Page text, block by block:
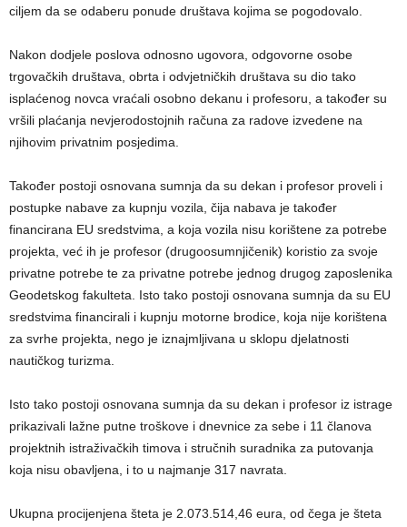
ciljem da se odaberu ponude društava kojima se pogodovalo.
Nakon dodjele poslova odnosno ugovora, odgovorne osobe
trgovačkih društava, obrta i odvjetničkih društava su dio tako
isplaćenog novca vraćali osobno dekanu i profesoru, a također su
vršili plaćanja nevjerodostojnih računa za radove izvedene na
njihovim privatnim posjedima.
Također postoji osnovana sumnja da su dekan i profesor proveli i
postupke nabave za kupnju vozila, čija nabava je također
financirana EU sredstvima, a koja vozila nisu korištene za potrebe
projekta, već ih je profesor (drugoosumnjičenik) koristio za svoje
privatne potrebe te za privatne potrebe jednog drugog zaposlenika
Geodetskog fakulteta. Isto tako postoji osnovana sumnja da su EU
sredstvima financirali i kupnju motorne brodice, koja nije korištena
za svrhe projekta, nego je iznajmljivana u sklopu djelatnosti
nautičkog turizma.
Isto tako postoji osnovana sumnja da su dekan i profesor iz istrage
prikazivali lažne putne troškove i dnevnice za sebe i 11 članova
projektnih istraživačkih timova i stručnih suradnika za putovanja
koja nisu obavljena, i to u najmanje 317 navrata.
Ukupna procijenjena šteta je 2.073.514,46 eura, od čega je šteta